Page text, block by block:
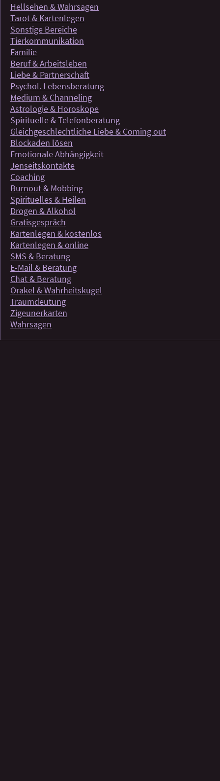
Hellsehen & Wahrsagen
Tarot & Kartenlegen
Sonstige Bereiche
Tierkommunikation
Familie
Beruf & Arbeitsleben
Liebe & Partnerschaft
Psychol. Lebensberatung
Medium & Channeling
Astrologie & Horoskope
Spirituelle & Telefonberatung
Gleichgeschlechtliche Liebe & Coming out
Blockaden lösen
Emotionale Abhängigkeit
Jenseitskontakte
Coaching
Burnout & Mobbing
Spirituelles & Heilen
Drogen & Alkohol
Gratisgespräch
Kartenlegen & kostenlos
Kartenlegen & online
SMS & Beratung
E-Mail & Beratung
Chat & Beratung
Orakel & Wahrheitskugel
Traumdeutung
Zigeunerkarten
Wahrsagen